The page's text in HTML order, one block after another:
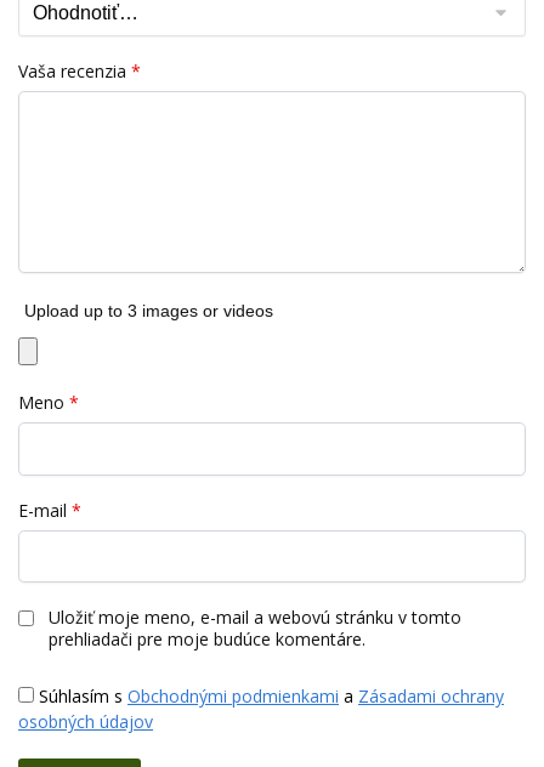
Vaša recenzia *
Upload up to 3 images or videos
Meno *
E-mail *
Uložiť moje meno, e-mail a webovú stránku v tomto
prehliadači pre moje budúce komentáre.
Súhlasím s Obchodnými podmienkami a Zásadami ochrany
osobných údajov